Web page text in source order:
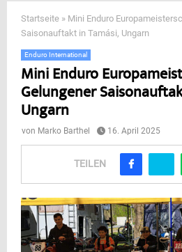
MENU
Startseite » Mini Enduro
Saisonauftakt in Tamási, Ungarn
Enduro International
Mini Enduro
Gelungener
Ungarn
von Marko Barthel 16. April 2025
TEILEN